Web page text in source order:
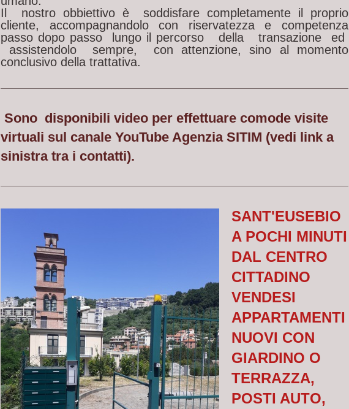
Il nostro obbiettivo è soddisfare completamente il proprio
cliente, accompagnandolo con riservatezza e competenza
passo dopo passo lungo il percorso della transazione ed
assistendolo sempre, con attenzione, sino al momento
conclusivo della trattativa.
Sono disponibili video per effettuare comode visite
virtuali sul canale YouTube Agenzia SITIM (vedi link a
sinistra tra i contatti).
SANT'EUSEBIO
A POCHI MINUTI
DAL CENTRO
CITTADINO
VENDESI
APPARTAMENTI
NUOVI CON
GIARDINO O
TERRAZZA,
POSTI AUTO,